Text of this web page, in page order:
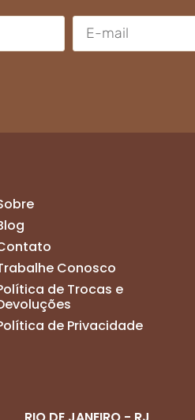
Conosco
de Trocas e
de Privacidade